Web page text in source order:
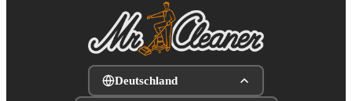
Deutschland